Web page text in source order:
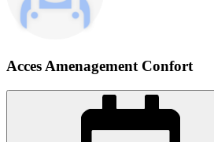
Acces Amenagement Confort